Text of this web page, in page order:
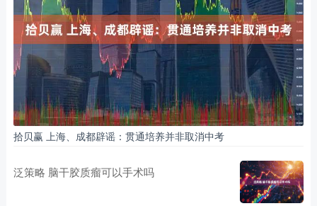
拾贝赢 上海、成都辟谣：贯通培养并非取消中考
泛策略 脑干胶质瘤可以手术吗